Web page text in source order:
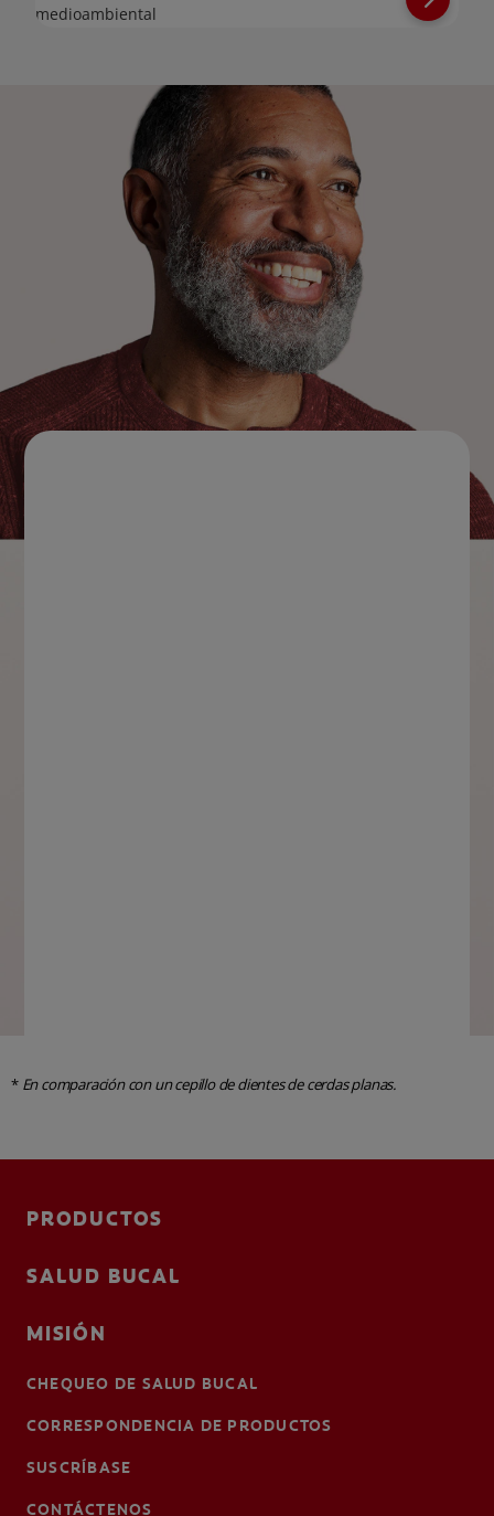
medioambiental
* En comparación con un cepillo de dientes de cerdas planas.
PRODUCTOS
SALUD BUCAL
MISIÓN
CHEQUEO DE SALUD BUCAL
CORRESPONDENCIA DE PRODUCTOS
SUSCRÍBASE
CONTÁCTENOS